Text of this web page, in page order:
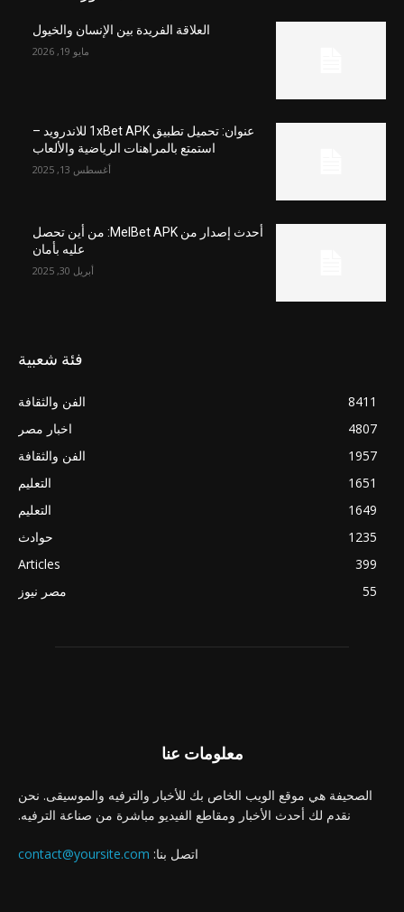
العلاقة الفريدة بين الإنسان والخيول
مايو 19, 2026
عنوان: تحميل تطبيق 1xBet APK للاندرويد –
استمتع بالمراهنات الرياضية والألعاب
أغسطس 13, 2025
أحدث إصدار من MelBet APK: من أين تحصل
عليه بأمان
أبريل 30, 2025
فئة شعبية
الفن والثقافة
8411
اخبار مصر
4807
الفن والثقافة
1957
التعليم
1651
التعليم
1649
حوادث
1235
Articles
399
مصر نيوز
55
معلومات عنا
الصحيفة هي موقع الويب الخاص بك للأخبار والترفيه والموسيقى. نحن
نقدم لك أحدث الأخبار ومقاطع الفيديو مباشرة من صناعة الترفيه.
اتصل بنا: contact@yoursite.com